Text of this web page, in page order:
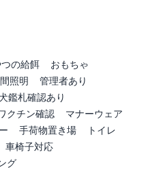
の給餌
おもちゃ
照明
管理者あり
鑑札確認あり
クチン確認
マナーウェア
手荷物置き場
トイレ
車椅子対応
グ